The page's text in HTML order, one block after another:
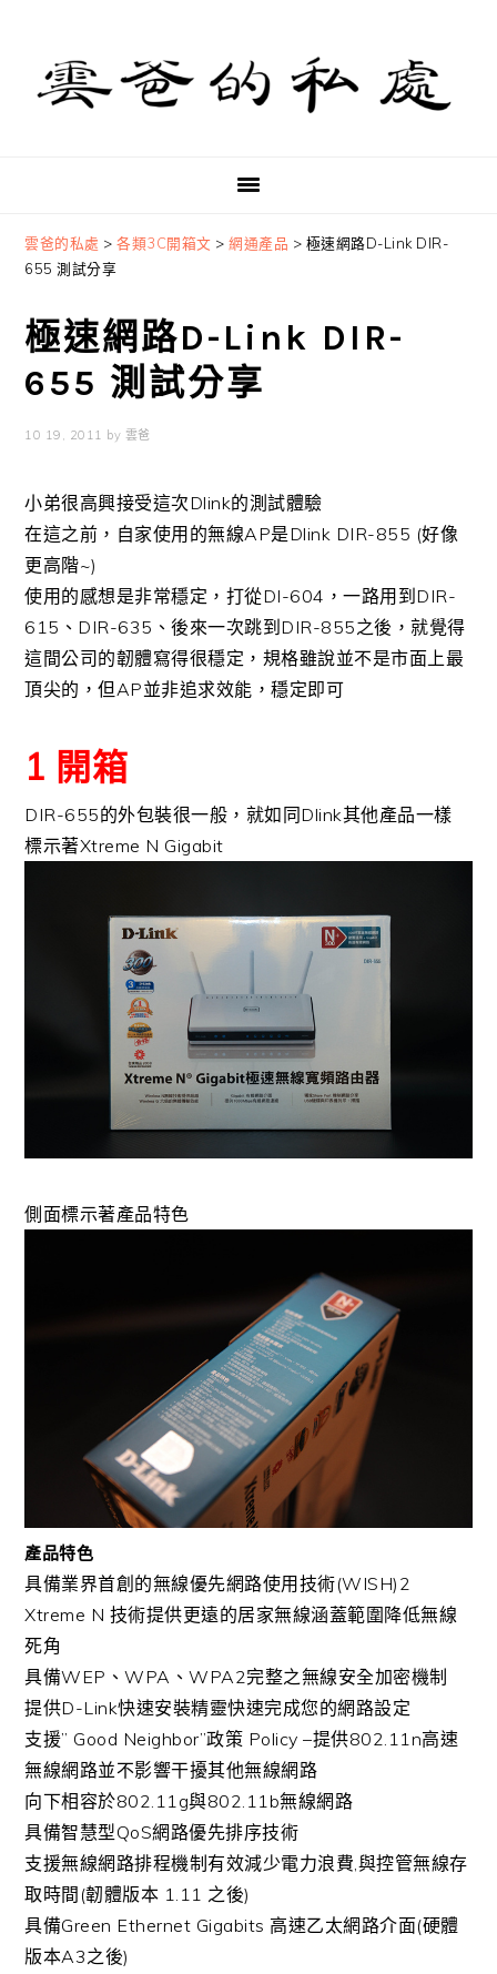
primary
navigation
content
primary
sidebar
雲爸的私處 >各類3C開箱文 >網通產品 > 極速網路D-Link DIR-
655 測試分享
極速網路D-Link DIR-
655 測試分享
10 19, 2011 by 雲爸
小弟很高興接受這次Dlink的測試體驗
在這之前，自家使用的無線AP是Dlink DIR-855 (好像
更高階~)
使用的感想是非常穩定，打從DI-604，一路用到DIR-
615、DIR-635、後來一次跳到DIR-855之後，就覺得
這間公司的韌體寫得很穩定，規格雖說並不是市面上最
頂尖的，但AP並非追求效能，穩定即可
1 開箱
DIR-655的外包裝很一般，就如同Dlink其他產品一樣
標示著Xtreme N Gigabit
側面標示著產品特色
產品特色
具備業界首創的無線優先網路使用技術(WISH)2
Xtreme N 技術提供更遠的居家無線涵蓋範圍降低無線
死角
具備WEP、WPA、WPA2完整之無線安全加密機制
提供D-Link快速安裝精靈快速完成您的網路設定
支援” Good Neighbor”政策 Policy –提供802.11n高速
無線網路並不影響干擾其他無線網路
向下相容於802.11g與802.11b無線網路
具備智慧型QoS網路優先排序技術
支援無線網路排程機制有效減少電力浪費,與控管無線存
取時間(韌體版本 1.11 之後)
具備Green Ethernet Gigabits 高速乙太網路介面(硬體
版本A3之後)